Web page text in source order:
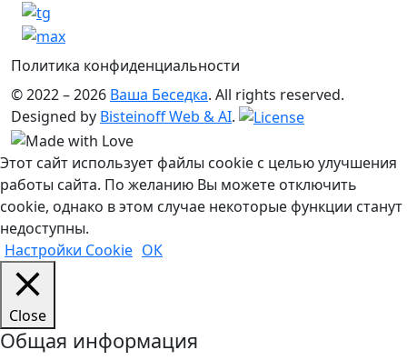
Политика конфиденциальности
© 2022 – 2026 Ваша Беседка. All rights reserved.
Designed by Bisteinoff Web & AI.
Этот сайт использует файлы cookie с целью улучшения
работы сайта. По желанию Вы можете отключить
cookie, однако в этом случае некоторые функции станут
недоступны.
Настройки Cookie ОК
Close
Общая информация